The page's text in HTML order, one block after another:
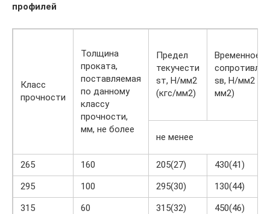
профилей
Класс
прочности
Толщина
проката,
поставляемая
по данному
классу
прочности,
мм, не более
Предел
текучести
sт, Н/мм2
(кгс/мм2)
Временное
sв, Н/мм2
мм2)
не менее
265 160 205(27)
430(41)
295
100 295(30)
130(44)
315
60 315(32)
450(46)